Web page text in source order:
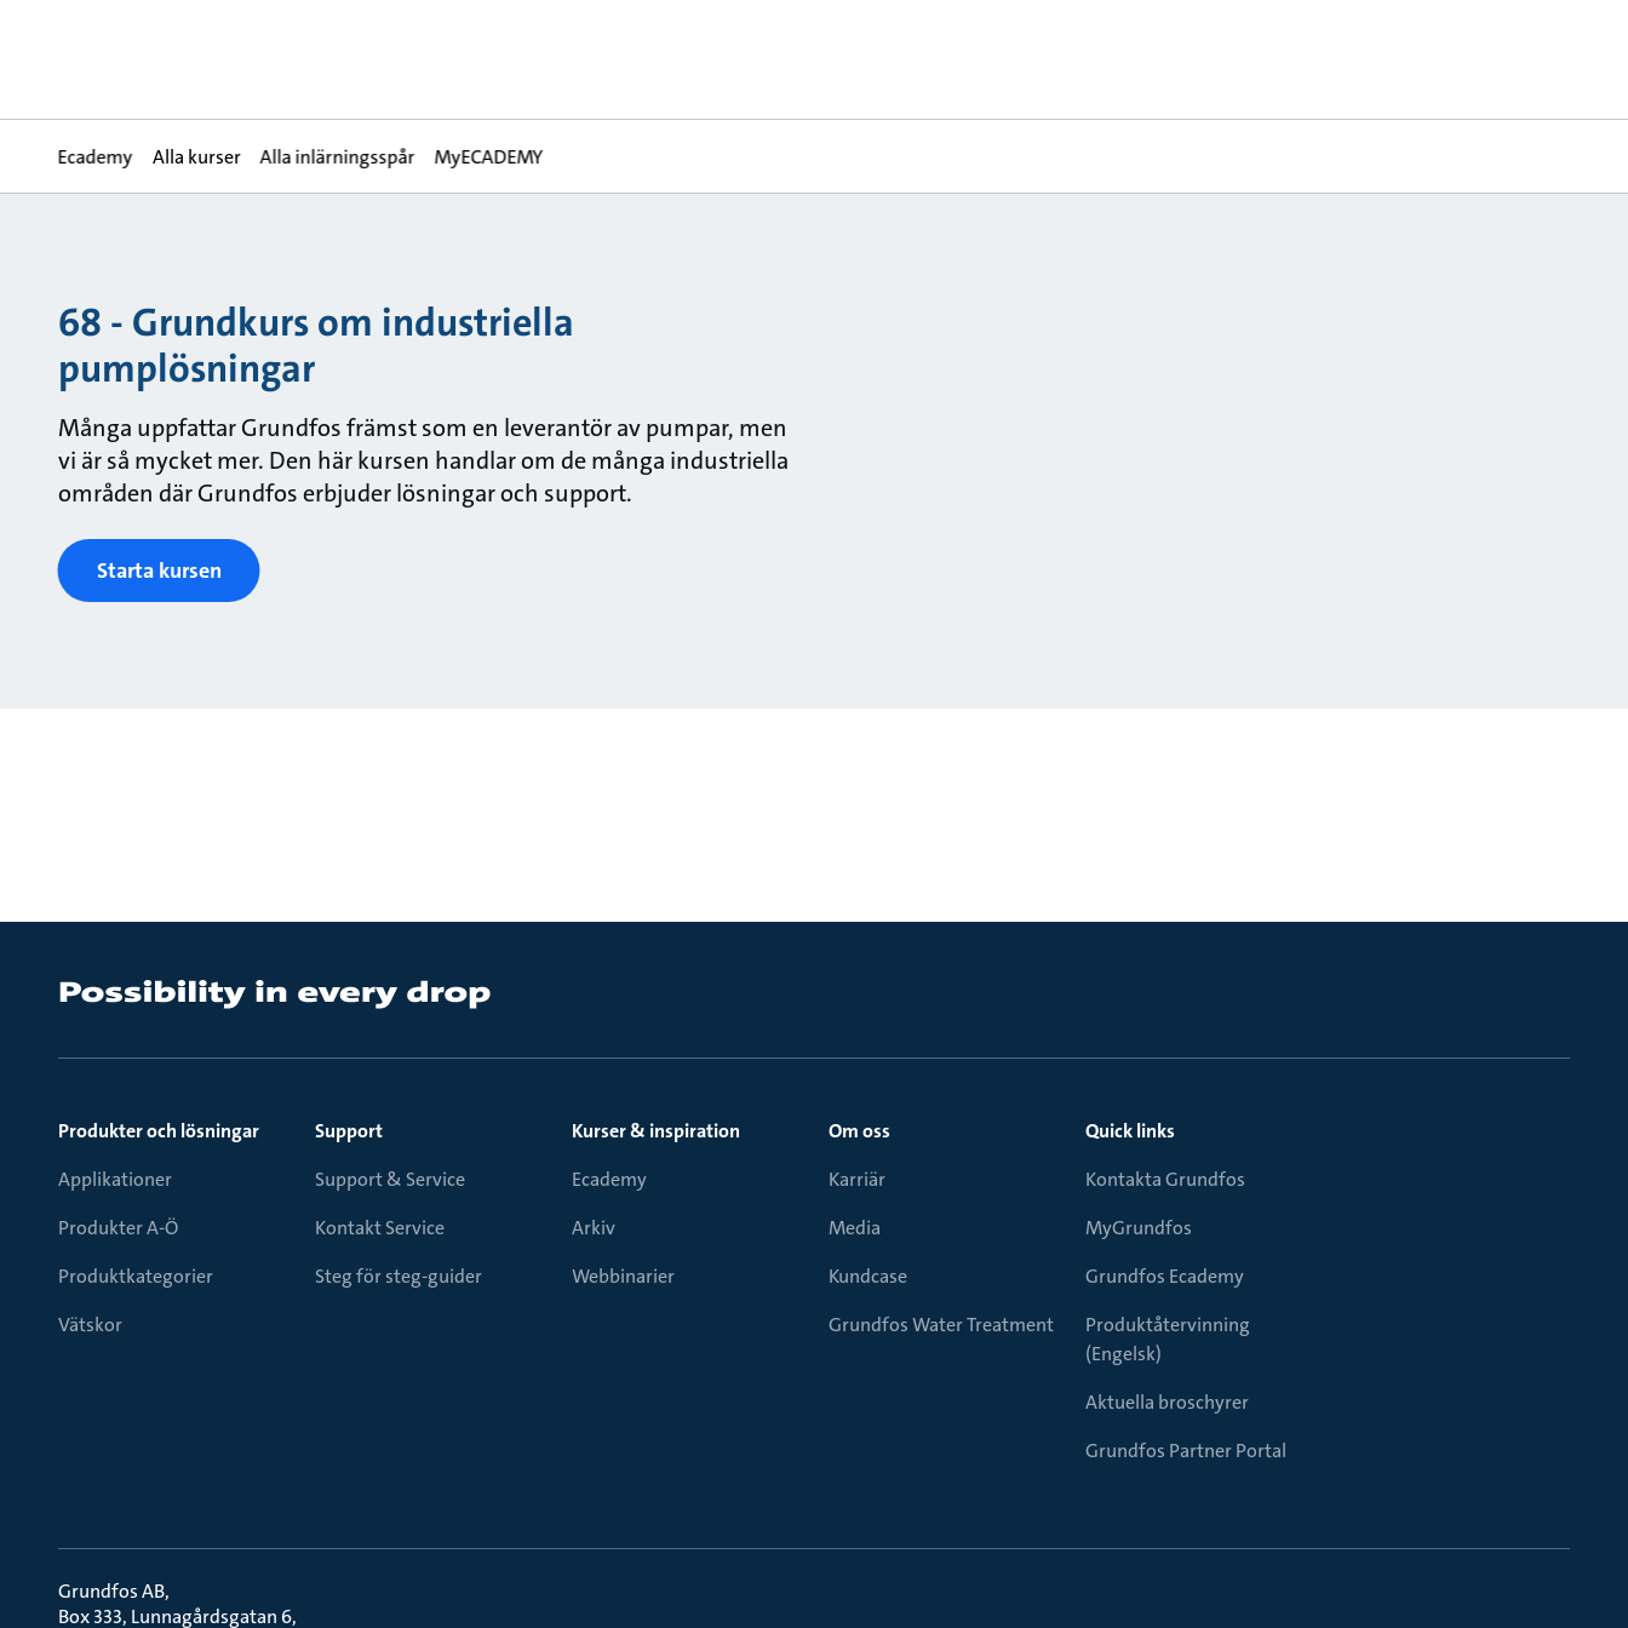
Ecademy Alla kurser Alla inlärningsspår MyECADEMY
68 - Grundkurs om industriella
pumplösningar
Många uppfattar Grundfos främst som en leverantör av pumpar, men
vi är så mycket mer. Den här kursen handlar om de många industriella
områden där Grundfos erbjuder lösningar och support.
Starta kursen
Produkter och lösningar
Applikationer
Produkter A-Ö
Produktkategorier
Vätskor
Support
Support & Service
Kontakt Service
Steg för steg-guider
Kurser & inspiration
Ecademy
Arkiv
Webbinarier
Om oss
Karriär
Media
Kundcase
Grundfos Water Treatment
Quick links
Kontakta Grundfos
MyGrundfos
Grundfos Ecademy
Produktåtervinning
(Engelsk)
Aktuella broschyrer
Grundfos Partner Portal
Grundfos AB
Box 333, Lunnagårdsgatan 6